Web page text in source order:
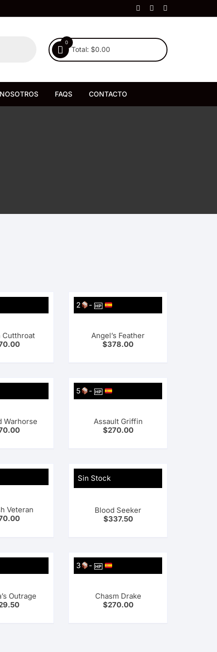
0
Total: $0.00
NOSOTROS FAQS CONTACTO
Cutthroat
2 -HP
Angel’s Feather
$378.00
Warhorse
5 -HP
Assault Griffin
$270.00
Veteran
Sin Stock
Blood Seeker
$337.50
Outrage
3 -HP
Chasm Drake
$270.00